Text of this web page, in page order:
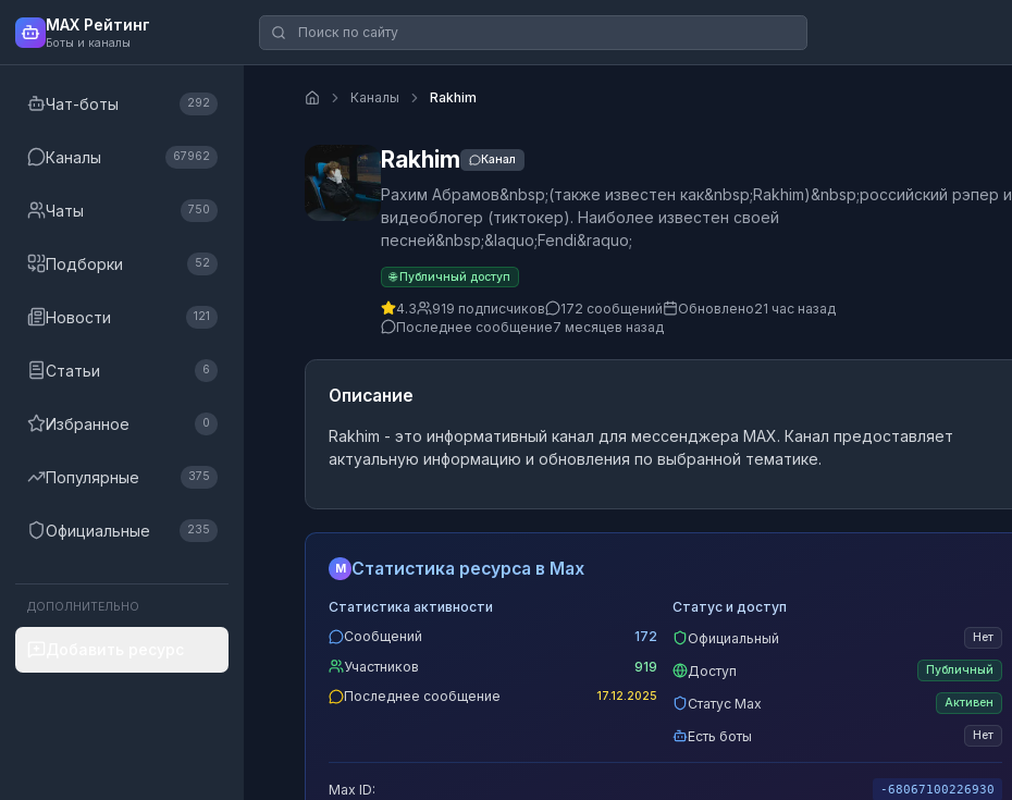
MAX Рейтинг
Боты и каналы
Чат-боты 292
Каналы 67962
Чаты 750
Подборки 52
Новости 121
Статьи 6
Избранное 0
Популярные 375
Официальные 235
ДОПОЛНИТЕЛЬНО
Каналы Rakhim
Rakhim Канал
Рахим Абрамов&nbsp;(также известен как&nbsp;Rakhim)&nbsp;российский рэпер и
видеоблогер (тиктокер). Наиболее известен своей
песней&nbsp;&laquo;Fendi&raquo;
🌐 Публичный доступ
4.3 919 подписчиков 172 сообщений Обновлено21 час назад
Последнее сообщение7 месяцев назад
Описание
Rakhim - это информативный канал для мессенджера MAX. Канал предоставляет
актуальную информацию и обновления по выбранной тематике.
M Статистика ресурса в Max
Статистика активности
Сообщений
172
Участников
919
Последнее сообщение
17.12.2025
Статус и доступ
Официальный
Нет
Доступ Публичный
Статус Max Активен
Есть боты Нет
Max ID: -68067100226930